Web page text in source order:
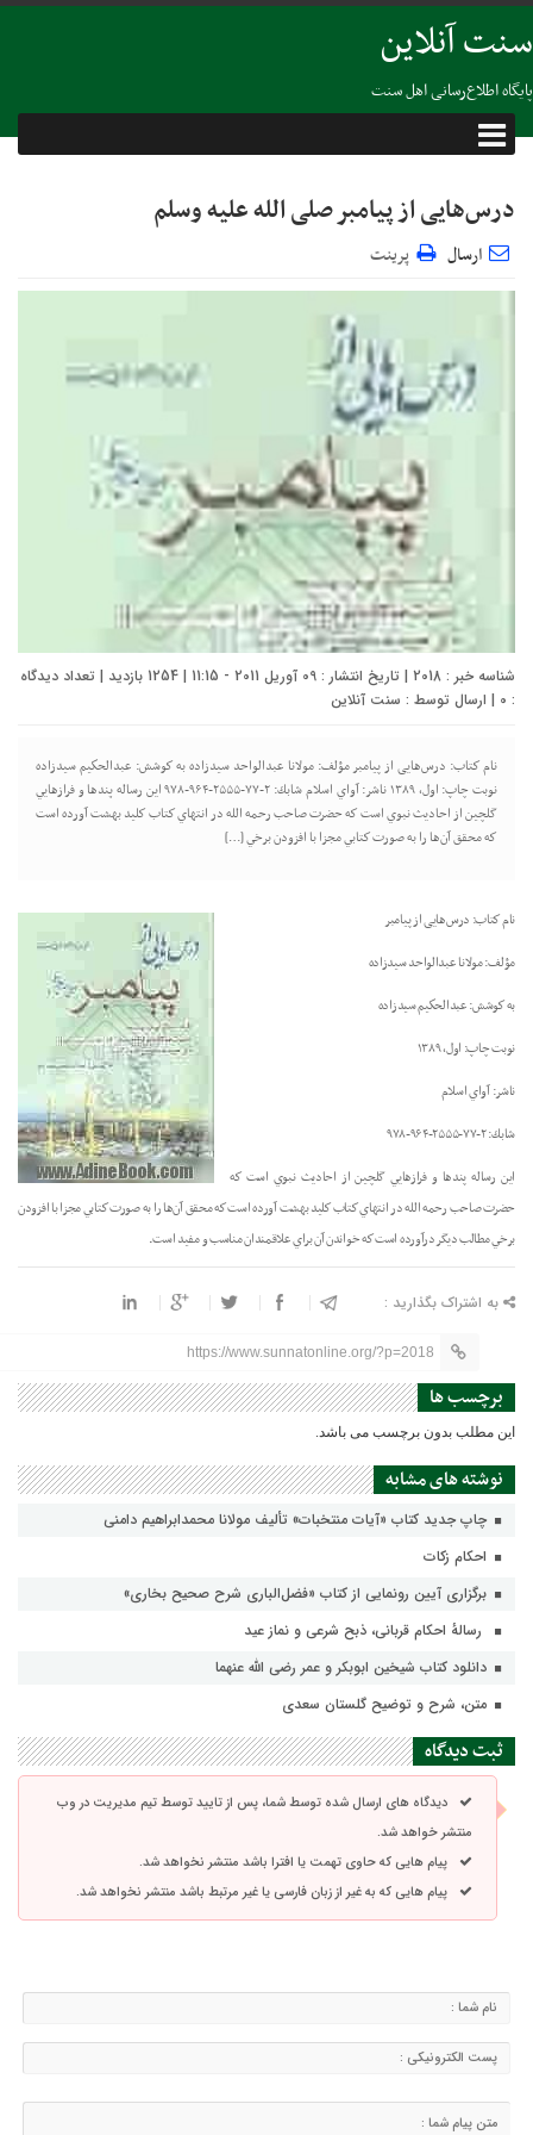
سنت آنلاین
پایگاه اطلاع‌رسانی اهل سنت
درس‌هایی از پیامبر صلی الله علیه وسلم
ارسال پرینت
شناسه خبر : 2018 | تاریخ انتشار : 09 آوریل 2011 - 11:15 | 1254 بازدید | تعداد دیدگاه
:
0 | ارسال توسط : سنت آنلاین
نام كتاب: درس‌هایی از پیامبر مؤلف: مولانا عبدالواحد سيدزاده به كوشش: عبدالحكيم سيدزاده
نوبت چاپ: اول، ۱۳۸۹ ناشر: آواي اسلام شابك: ۲-۷۷-۲۵۵۵-۹۶۴-۹۷۸ اين رساله پندها و فرازهايي
گلچين از احاديث نبوي است كه حضرت صاحب رحمه الله در انتهاي كتاب كليد بهشت آورده است
كه محقق آن‌ها را به صورت كتابي مجزا با افزودن برخي […]
نام كتاب: درس‌هایی از پیامبر
مؤلف: مولانا عبدالواحد سيدزاده
به كوشش: عبدالحكيم سيدزاده
نوبت چاپ: اول، ۱۳۸۹
ناشر: آواي اسلام
شابك: ۲-۷۷-۲۵۵۵-۹۶۴-۹۷۸
اين رساله پندها و فرازهايي گلچين از احاديث نبوي است كه
حضرت صاحب رحمه الله در انتهاي كتاب كليد بهشت آورده است كه محقق آن‌ها را به صورت كتابي مجزا با افزودن
برخي مطالب ديگر درآورده است كه خواندن آن براي علاقمندان مناسب و مفيد است.
به اشتراک بگذارید :
https://www.sunnatonline.org/?p=2018
برچسب ها
این مطلب بدون برچسب می باشد.
نوشته های مشابه
چاپ جدید کتاب «آیات منتخبات» تألیف مولانا محمدابراهیم دامنی
احکام زکات
برگزاری آیین رونمایی از کتاب «فضل‌الباری شرح صحیح بخاری»
رسالهٔ احکام قربانی، ذبح شرعی و نماز عید
دانلود کتاب شیخین ابوبکر و عمر رضی الله عنهما
متن، شرح و توضیح گلستان سعدی
ثبت دیدگاه
دیدگاه های ارسال شده توسط شما، پس از تایید توسط تیم مدیریت در وب
منتشر خواهد شد.
پیام هایی که حاوی تهمت یا افترا باشد منتشر نخواهد شد.
پیام هایی که به غیر از زبان فارسی یا غیر مرتبط باشد منتشر نخواهد شد.